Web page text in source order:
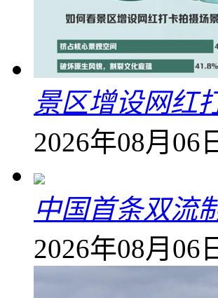
景区增设网红
2026年08月06
中国首条双流
2026年08月06